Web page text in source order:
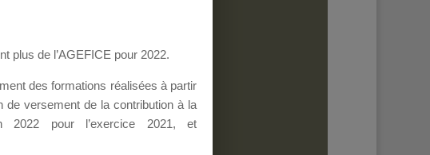
Mallette du Dirigeant.
une question.
plus de l’AGEFICE pour 2022.
des formations réalisées à partir
de versement de la contribution à la
2022 pour l’exercice 2021, et